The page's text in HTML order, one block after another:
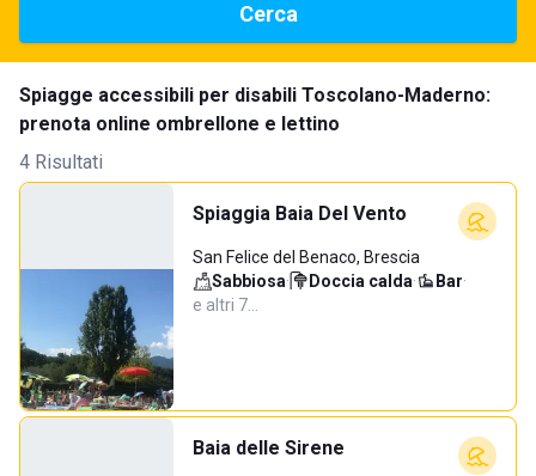
Cerca
Spiagge accessibili per disabili Toscolano-Maderno:
prenota online ombrellone e lettino
4 Risultati
Spiaggia Baia Del Vento
San Felice del Benaco, Brescia
Sabbiosa· Doccia calda· Bar·
e altri 7…
Baia delle Sirene